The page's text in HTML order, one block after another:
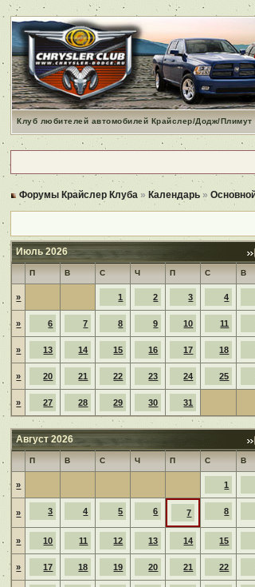
Клуб любителей автомобилей Крайслер/Додж/Плимут
Форумы Крайслер Клуба »Календарь »
Июль 2026
П В С Ч П С В
» 1 2 3 4
» 6 7 8 9 10 11
» 13 14 15 16 17 18
» 20 21 22 23 24 25
» 27 28 29 30 31
Август 2026
П В С Ч П С В
» 1
» 3 4 5 6 7 8
» 10 11 12 13 14 15
» 17 18 19 20 21 22